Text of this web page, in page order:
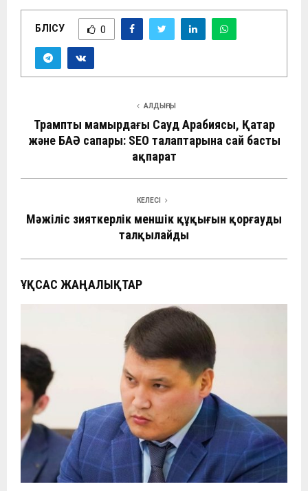
БӨЛІСУ 0
АЛДЫҢҒЫ
Трамптың мамырдағы Сауд Арабиясы, Қатар
және БАӘ сапары: SEO талаптарына сай басты
ақпарат
КЕЛЕСІ
Мәжіліс зияткерлік меншік құқығын қорғауды
талқылайды
ҰҚСАС ЖАҢАЛЫҚТАР